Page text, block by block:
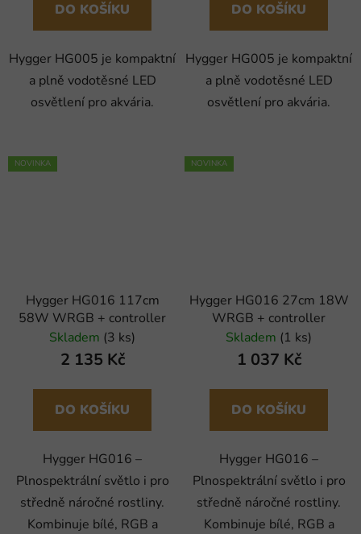
DO KOŠÍKU
Hygger HG005 je kompaktní
a plně vodotěsné LED
osvětlení pro akvária.
DO KOŠÍKU
Hygger HG005 je kompaktní
a plně vodotěsné LED
osvětlení pro akvária.
NOVINKA
Hygger HG016 117cm
58W WRGB + controller
Skladem (3 ks)
2 135 Kč
DO KOŠÍKU
Hygger HG016 –
Plnospektrální světlo i pro
středně náročné rostliny.
Kombinuje bílé, RGB a
NOVINKA
Hygger HG016 27cm 18W
WRGB + controller
Skladem (1 ks)
1 037 Kč
DO KOŠÍKU
Hygger HG016 –
Plnospektrální světlo i pro
středně náročné rostliny.
Kombinuje bílé, RGB a